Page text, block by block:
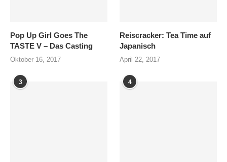
Pop Up Girl Goes The
TASTE V – Das Casting
Oktober 16, 2017
Reiscracker: Tea Time auf
Japanisch
April 22, 2017
3 4